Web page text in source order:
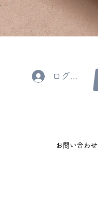
ログイン
お問い合わせ